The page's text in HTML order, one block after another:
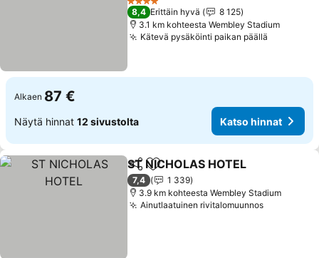
Katso hinnat
4 Tähtiluokitus
8,4 Erittäin hyvä
8 125
3.1 km kohteesta Wembley Stadium
Kätevä pysäköinti paikan päällä
Alkaen 87 €
Näytä hinnat 12 sivustolta Katso hinnat
Jaa Lisää suosikkeihin
ST NICHOLAS HOTEL
7,4
1 339
3.9 km kohteesta Wembley Stadium
Ainutlaatuinen rivitalomuunnosKatso